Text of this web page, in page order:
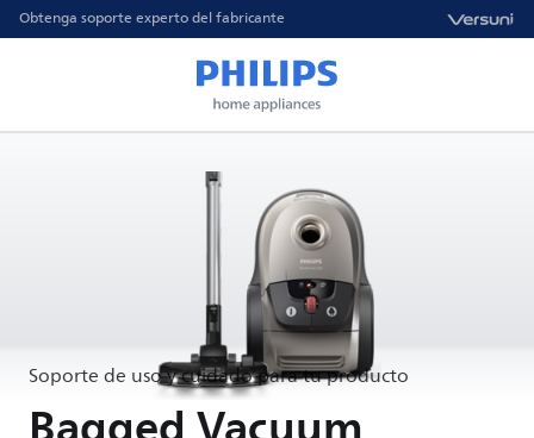
Obtenga soporte experto del fabricante
Soporte de uso y cuidado para tu producto